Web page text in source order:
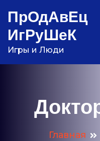
содержимому
ПрОдАвЕц
ИгРуШеК
Игры и Люди
Главная